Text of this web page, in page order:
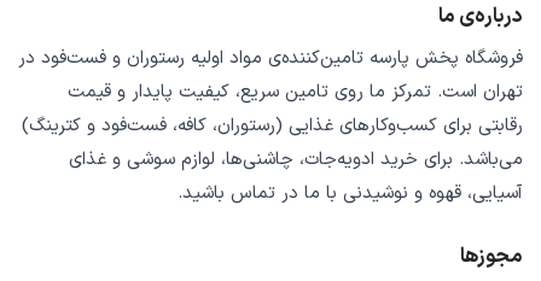
درباره‌ی ما
فروشگاه پخش پارسه تامین‌کننده‌ی مواد اولیه رستوران و فست‌فود در
تهران است. تمرکز ما روی تامین سریع، کیفیت پایدار و قیمت
رقابتی برای کسب‌وکارهای غذایی (رستوران، کافه، فست‌فود و کترینگ)
می‌باشد. برای خرید ادویه‌جات، چاشنی‌ها، لوازم سوشی و غذای
آسیایی، قهوه و نوشیدنی با ما در تماس باشید.
مجوزها